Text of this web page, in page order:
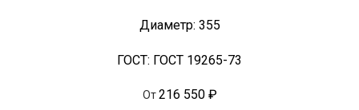
Диаметр: 355
ГОСТ: ГОСТ 19265-73
От 216 550 ₽